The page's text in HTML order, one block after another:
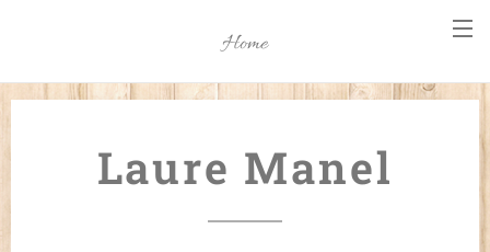
Home
Laure Manel